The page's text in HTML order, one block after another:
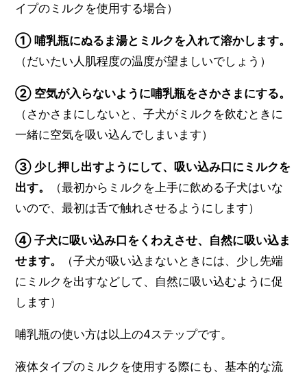
イプのミルクを使用する場合）
① 哺乳瓶にぬるま湯とミルクを入れて溶かします。
（だいたい人肌程度の温度が望ましいでしょう）
② 空気が入らないように哺乳瓶をさかさまにする。
（さかさまにしないと、子犬がミルクを飲むときに
一緒に空気を吸い込んでしまいます）
③ 少し押し出すようにして、吸い込み口にミルクを
出す。
（最初からミルクを上手に飲める子犬はいな
いので、最初は舌で触れさせるようにします）
④ 子犬に吸い込み口をくわえさせ、自然に吸い込ま
せます。
（子犬が吸い込まないときには、少し先端
にミルクを出すなどして、自然に吸い込むように促
します）
哺乳瓶の使い方は以上の4ステップです。
液体タイプのミルクを使用する際にも、基本的な流